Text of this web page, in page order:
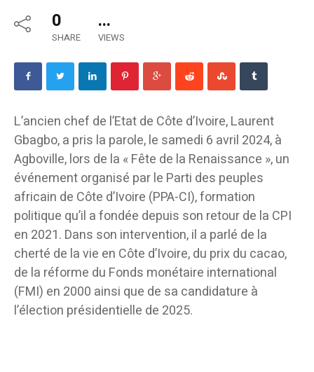
0
SHARE
...
VIEWS
L’ancien chef de l’Etat de Côte d’Ivoire, Laurent
Gbagbo, a pris la parole, le samedi 6 avril 2024, à
Agboville, lors de la « Fête de la Renaissance », un
événement organisé par le Parti des peuples
africain de Côte d’Ivoire (PPA-CI), formation
politique qu’il a fondée depuis son retour de la CPI
en 2021. Dans son intervention, il a parlé de la
cherté de la vie en Côte d’Ivoire, du prix du cacao,
de la réforme du Fonds monétaire international
(FMI) en 2000 ainsi que de sa candidature à
l’élection présidentielle de 2025.